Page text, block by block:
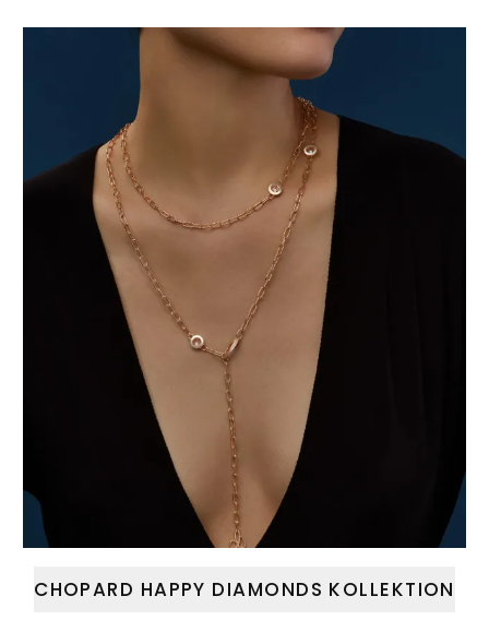
CHOPARD HAPPY DIAMONDS KOLLEKTION